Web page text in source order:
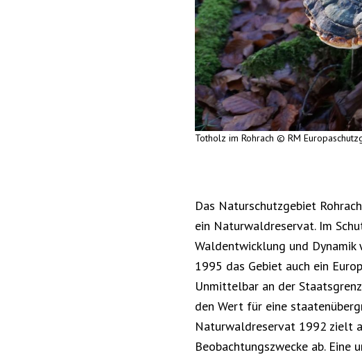
Totholz im Rohrach © RM
Das Naturschutzgebiet
ein Naturwaldreservat. Im
Waldentwicklung und
1995 das Gebiet auch ein
Unmittelbar an der
den Wert für eine
Naturwaldreservat 1992 zielt
Beobachtungszwecke ab.